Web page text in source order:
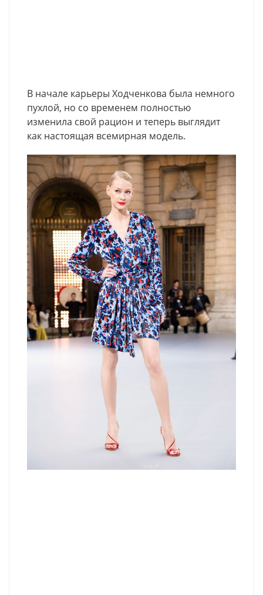
В начале карьеры Ходченкова была немного
пухлой, но со временем полностью
изменила свой рацион и теперь выглядит
как настоящая всемирная модель.